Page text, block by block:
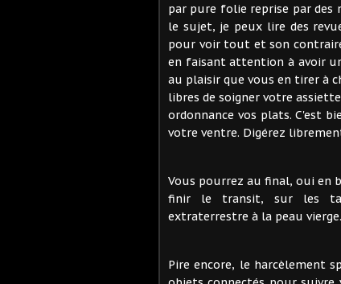
par pure folie reprise par des
le sujet, je peux lire des
pour voir tout et son
en faisant attention à avoir
au plaisir que vous en tirer à
libres de soigner votre
ordonnance vos plats. C'est
votre ventre. Digérez
Vous pourrez au final, oui en
finir le transit, sur les
extraterrestre à la peau vierge.
Pire encore, le harcèlement